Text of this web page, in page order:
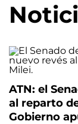
ATN: el
al reparto
Gobierno